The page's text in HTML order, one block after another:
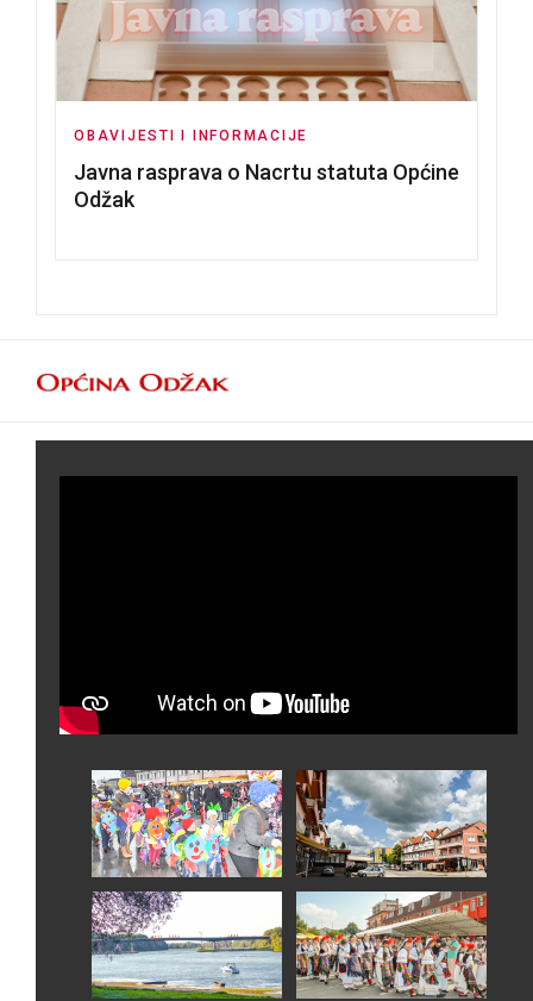
OBAVIJESTI I INFORMACIJE
Javna rasprava o Nacrtu statuta Općine
Odžak